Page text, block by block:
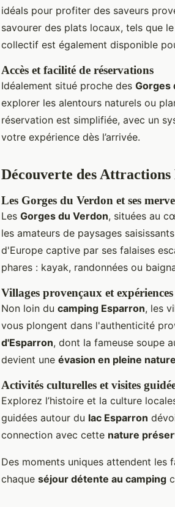
idéals pour profiter des saveurs
savourer des plats locaux, tels que
collectif est également disponible
Accès et facilité de réservations
Idéalement situé proche des Gorges
explorer les alentours naturels ou
réservation est simplifiée, avec un
votre expérience dès l’arrivée.
Découverte des Attractions
Les Gorges du Verdon et ses
Les Gorges du Verdon, situées au
les amateurs de paysages
d'Europe captive par ses falaises
phares : kayak, randonnées ou
Villages provençaux et
Non loin du camping Esparron, les
vous plongent dans l'authenticité
d'Esparron, dont la fameuse soupe
devient une évasion en pleine nature
Activités culturelles et visites
Explorez l’histoire et la culture
guidées autour du lac Esparron
connection avec cette nature
Des moments uniques attendent les
chaque séjour détente au camping